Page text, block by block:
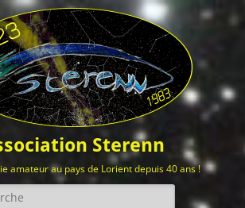
Sterenn
amateur au pays de Lorient depuis 40 ans !
: